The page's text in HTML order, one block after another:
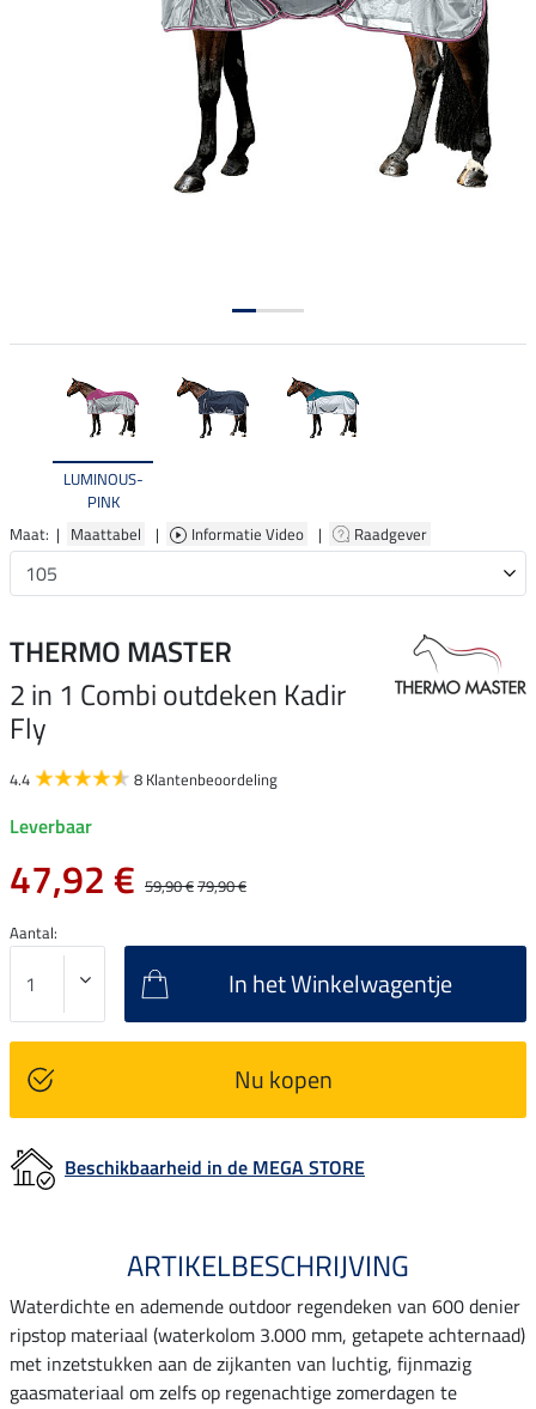
LUMINOUS-
PINK
Maat: | Maattabel | Informatie Video | Raadgever
THERMO MASTER
2 in 1 Combi outdeken Kadir
Fly
4.4 8 Klantenbeoordeling
Leverbaar
47,92 € 59,90 €79,90 €
Aantal:
In het Winkelwagentje
Nu kopen
Beschikbaarheid in de MEGA STORE
ARTIKELBESCHRIJVING
Waterdichte en ademende outdoor regendeken van 600 denier
ripstop materiaal (waterkolom 3.000 mm, getapete achternaad)
met inzetstukken aan de zijkanten van luchtig, fijnmazig
gaasmateriaal om zelfs op regenachtige zomerdagen te